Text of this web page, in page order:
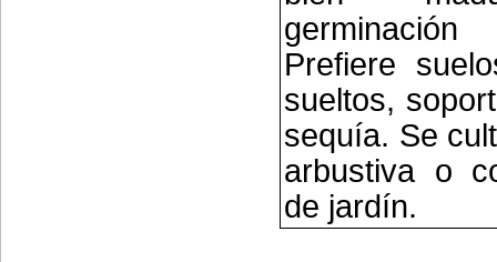
Prefiere
sueltos,
sequía. Se
arbustiva o
de jardín.